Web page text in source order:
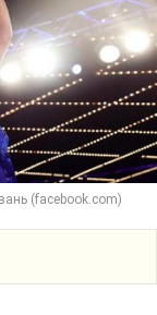
(facebook.com)